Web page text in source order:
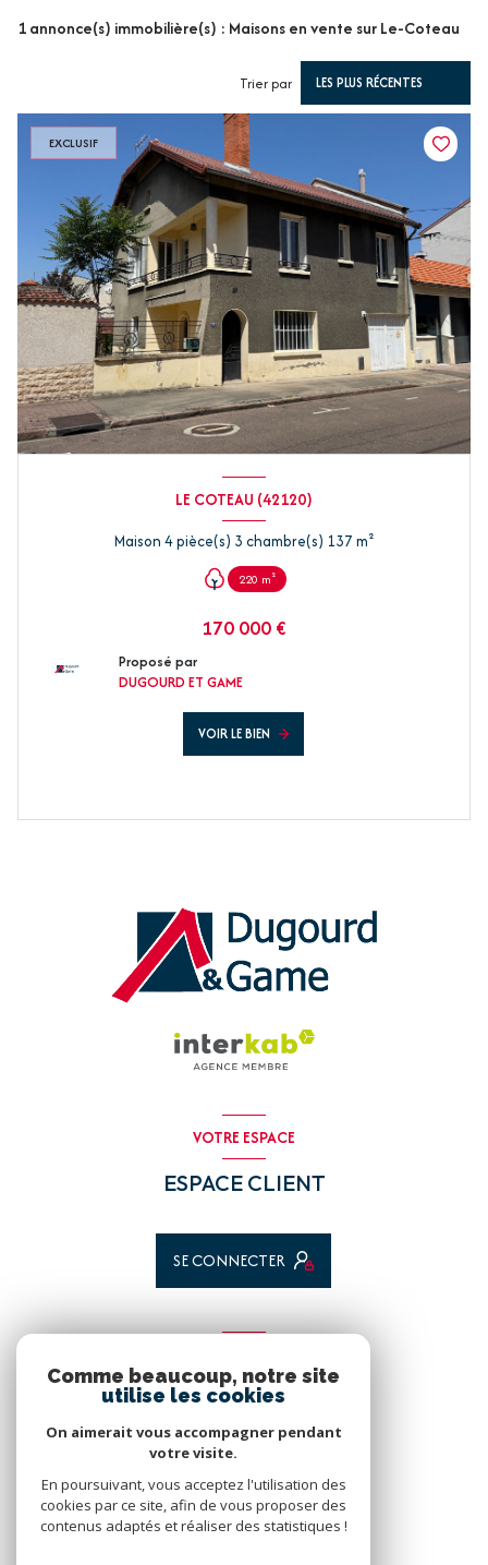
1annonce(s) immobilière(s) : Maisons en vente sur Le-Coteau
Trier par LES PLUS RÉCENTES
EXCLUSIF
LE COTEAU (42120)
Maison 4 pièce(s) 3 chambre(s) 137 m²
220 m²
170 000 €
Proposé par
DUGOURD ET GAME
VOIR LE BIEN
VOTRE ESPACE
ESPACE CLIENT
SE CONNECTER
Nous adhérons
Comme beaucoup, notre site
utilise les cookies
On aimerait vous accompagner pendant
votre visite.
En poursuivant, vous acceptez l'utilisation des
cookies par ce site, afin de vous proposer des
contenus adaptés et réaliser des statistiques !